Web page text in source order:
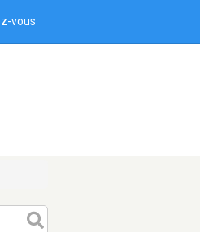
vous